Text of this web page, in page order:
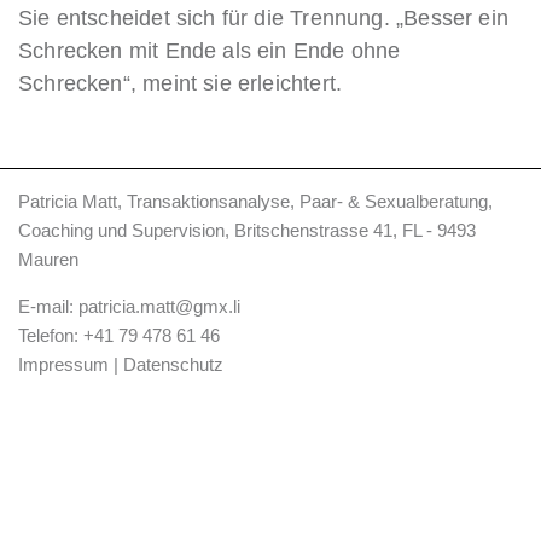
Sie entscheidet sich für die Trennung. „Besser ein
Schrecken mit Ende als ein Ende ohne
Schrecken“, meint sie erleichtert.
Patricia Matt, Transaktionsanalyse, Paar- & Sexualberatung,
Coaching und Supervision, Britschenstrasse 41, FL - 9493
Mauren
E-mail: patricia.matt@gmx.li
Telefon: +41 79 478 61 46
Impressum | Datenschutz